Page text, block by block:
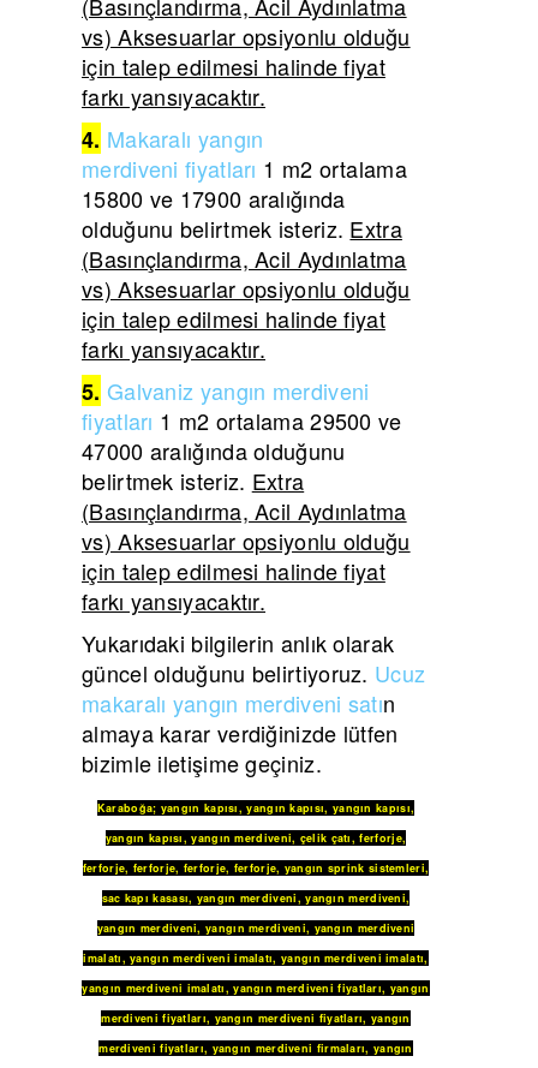
vs) Aksesuarlar opsiyonlu olduğu
için talep edilmesi halinde fiyat
farkı yansıyacaktır.
4. Makaralı yangın
merdivenifiyatları 1 m2 ortalama
15800 ve 17900 aralığında
olduğunu belirtmek isteriz. Extra
(Basınçlandırma, Acil Aydınlatma
vs) Aksesuarlar opsiyonlu olduğu
için talep edilmesi halinde fiyat
farkı yansıyacaktır.
5. Galvaniz yangın merdiveni
fiyatları 1 m2 ortalama 29500 ve
47000 aralığında olduğunu
belirtmek isteriz. Extra
(Basınçlandırma, Acil Aydınlatma
vs) Aksesuarlar opsiyonlu olduğu
için talep edilmesi halinde fiyat
farkı yansıyacaktır.
Yukarıdaki bilgilerin anlık olarak
güncel olduğunu belirtiyoruz. Ucuz
makaralı yangın merdiveni satın
almaya karar verdiğinizde lütfen
bizimle iletişime geçiniz.
Karaboğa; yangın kapısı,yangın kapısı, yangın kapısı,
yangın kapısı,yangın merdiveni, çelik çatı,ferforje,
ferforje, ferforje, ferforje, ferforje, yangın sprink sistemleri,
sac kapı kasası, yangın merdiveni,yangın merdiveni,
yangın merdiveni,yangın merdiveni, yangın merdiveni
imalatı,yangın merdiveni imalatı, yangın merdiveni imalatı,
yangın merdiveni imalatı,yangın merdiveni fiyatları, yangın
merdiveni fiyatları, yangın merdiveni fiyatları, yangın
merdiveni fiyatları, yangın merdiveni firmaları, yangın